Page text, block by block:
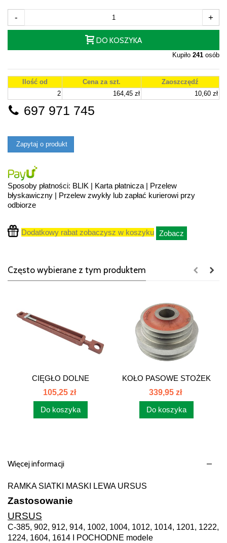
- +
DO KOSZYKA
Kupiło 241 osób
Ilość od Cena za szt.
Zaoszczędź
2
164,45 zł 10,60 zł
697 971 745
Zapytaj o produkt
Sposoby płatności: BLIK | Karta płatnicza | Przelew
błyskawiczny | Przelew zwykły lub zapłać kurierowi przy
odbiorze
Dodatkowy rabat zobaczysz w koszyku Zobacz
Często wybierane z tym produktem
CIĘGŁO DOLNE
ZACZEPU...
105,25 zł
Do koszyka
KOŁO PASOWE STOŻEK
FI...
339,95 zł
Do koszyka
Więcej informacji
RAMKA SIATKI MASKI LEWA URSUS
Zastosowanie
URSUS
C-385, 902, 912, 914, 1002, 1004, 1012, 1014, 1201, 1222,
1224, 1604, 1614 I POCHODNE modele